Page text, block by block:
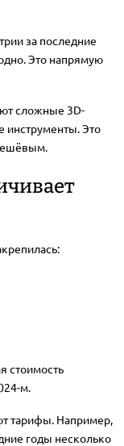
за последние
Это напрямую
сложные 3D-
инструменты. Это
стоимость
м.
тарифы. Например,
годы несколько